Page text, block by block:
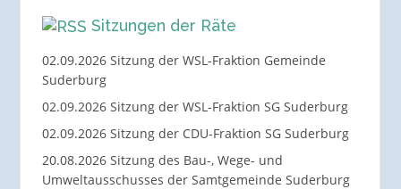
Sitzungen der Räte
02.09.2026 Sitzung der WSL-Fraktion Gemeinde
Suderburg
02.09.2026 Sitzung der WSL-Fraktion SG Suderburg
02.09.2026 Sitzung der CDU-Fraktion SG Suderburg
20.08.2026 Sitzung des Bau-, Wege- und
Umweltausschusses der Samtgemeinde Suderburg